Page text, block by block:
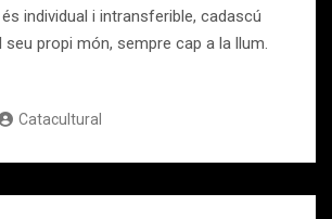
individual i intransferible, cadascú
seu propi món, sempre cap a la llum.
Catacultural